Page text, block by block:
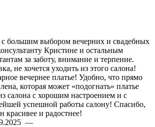
большим выбором вечерних и свадебных
Кристине и остальным
за заботу, внимание и терпение.
не хочется уходить из этого салона!
вечернее платье! Удобно, что прямо
которая может «подогнать» платье
салона с хорошим настроением и с
успешной работы салону! Спасибо,
красивее и радостнее!
—